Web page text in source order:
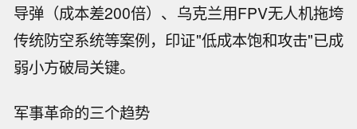
导弹（成本差200倍）、乌克兰用FPV无人机拖垮
传统防空系统等案例，印证"低成本饱和攻击"已成
弱小方破局关键。
军事革命的三个趋势